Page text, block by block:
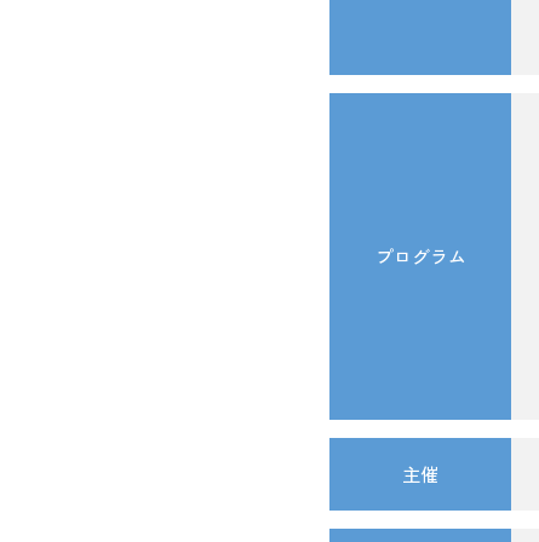
プログラム
主催